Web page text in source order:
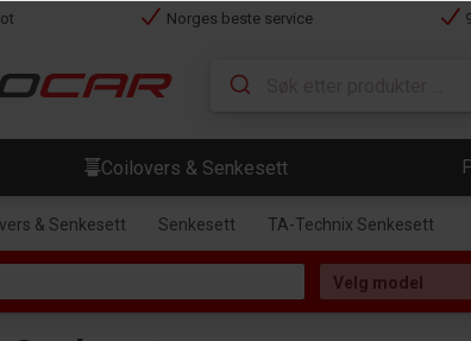
Norges beste service
Coilovers & Senkesett
& Senkesett Senkesett TA-Technix Senkesett